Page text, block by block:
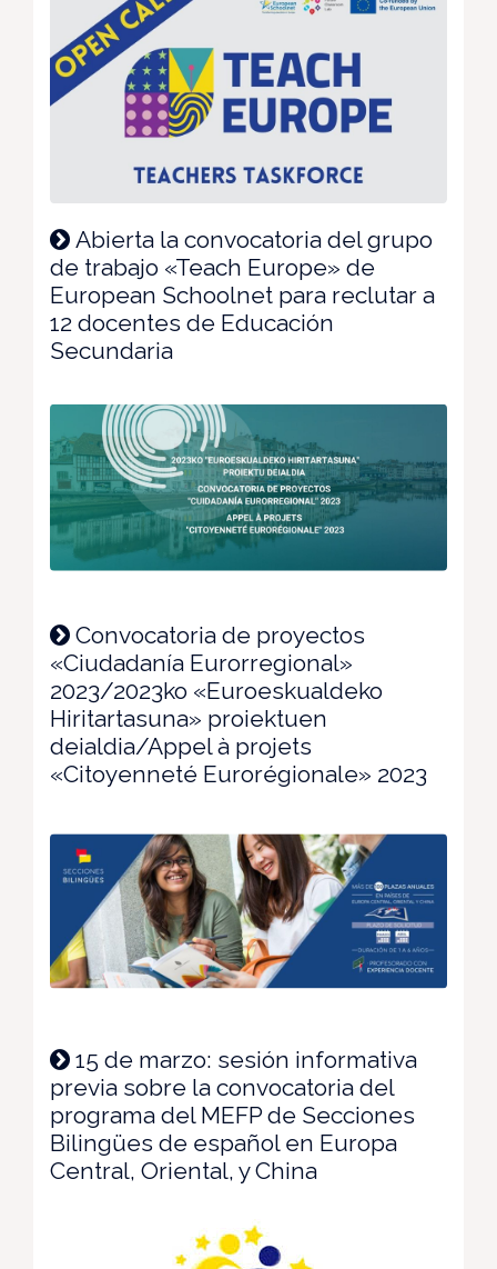
Abierta la convocatoria del grupo
de trabajo «Teach Europe» de
European Schoolnet para reclutar a
12 docentes de Educación
Secundaria
Convocatoria de proyectos
«Ciudadanía Eurorregional»
2023/2023ko «Euroeskualdeko
Hiritartasuna» proiektuen
deialdia/Appel à projets
«Citoyenneté Eurorégionale» 2023
15 de marzo: sesión informativa
previa sobre la convocatoria del
programa del MEFP de Secciones
Bilingües de español en Europa
Central, Oriental, y China